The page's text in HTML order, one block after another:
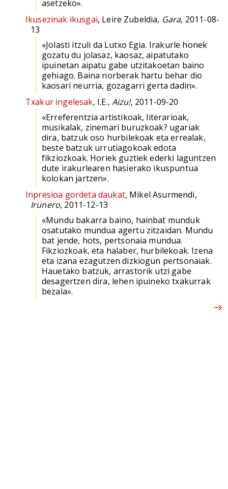
asetzeko».
Ikusezinak ikusgai, Leire Zubeldia, Gara, 2011-08-
13
«Jolasti itzuli da Lutxo Egia. Irakurle honek
gozatu du jolasaz, kaosaz, aipatutako
ipuinetan aipatu gabe utzitakoetan baino
gehiago. Baina norberak hartu behar dio
kaosari neurria, gozagarri gerta dadin».
Txakur ingelesak, I.E., Aizu!, 2011-09-20
«Erreferentzia artistikoak, literarioak,
musikalak, zinemari buruzkoak? ugariak
dira, batzuk oso hurbilekoak eta errealak,
beste batzuk urrutiagokoak edota
fikziozkoak. Horiek guztiek ederki laguntzen
dute irakurlearen hasierako ikuspuntua
kolokan jartzen».
Inpresioa gordeta daukat, Mikel Asurmendi,
Irunero, 2011-12-13
«Mundu bakarra baino, hainbat munduk
osatutako mundua agertu zitzaidan. Mundu
bat jende, hots, pertsonaia mundua.
Fikziozkoak, eta halaber, hurbilekoak. Izena
eta izana ezagutzen dizkiogun pertsonaiak.
Hauetako batzuk, arrastorik utzi gabe
desagertzen dira, lehen ipuineko txakurrak
bezala».